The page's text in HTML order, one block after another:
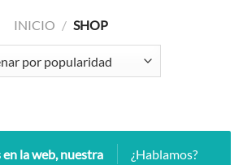
INICIO / SHOP
¿Hablamos?
la web, nuestra